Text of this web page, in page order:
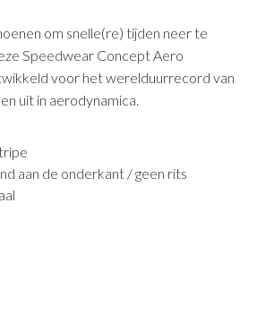
om snelle(re) tijden neer te
Speedwear Concept Aero
voor het werelduurrecord van
uit in aerodynamica.
aan de onderkant / geen rits